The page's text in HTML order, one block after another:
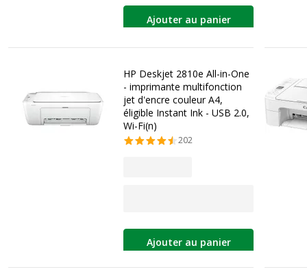
Ajouter au panier
HP Deskjet 2810e All-in-One
- imprimante multifonction
jet d'encre couleur A4,
éligible Instant Ink - USB 2.0,
Wi-Fi(n)
202
Ajouter au panier